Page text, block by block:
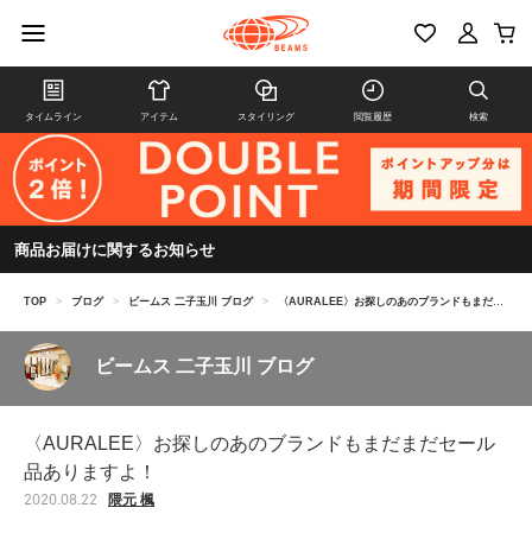
タイムライン アイテム スタイリング 閲覧履歴 検索
商品お届けに関するお知らせ
TOP > ブログ > ビームス 二子玉川 ブログ > 〈AURALEE〉お探しのあのブランドもまだまだセール品ありますよ！
ビームス 二子玉川 ブログ
〈AURALEE〉お探しのあのブランドもまだまだセール
品ありますよ！
2020.08.22 隈元 楓